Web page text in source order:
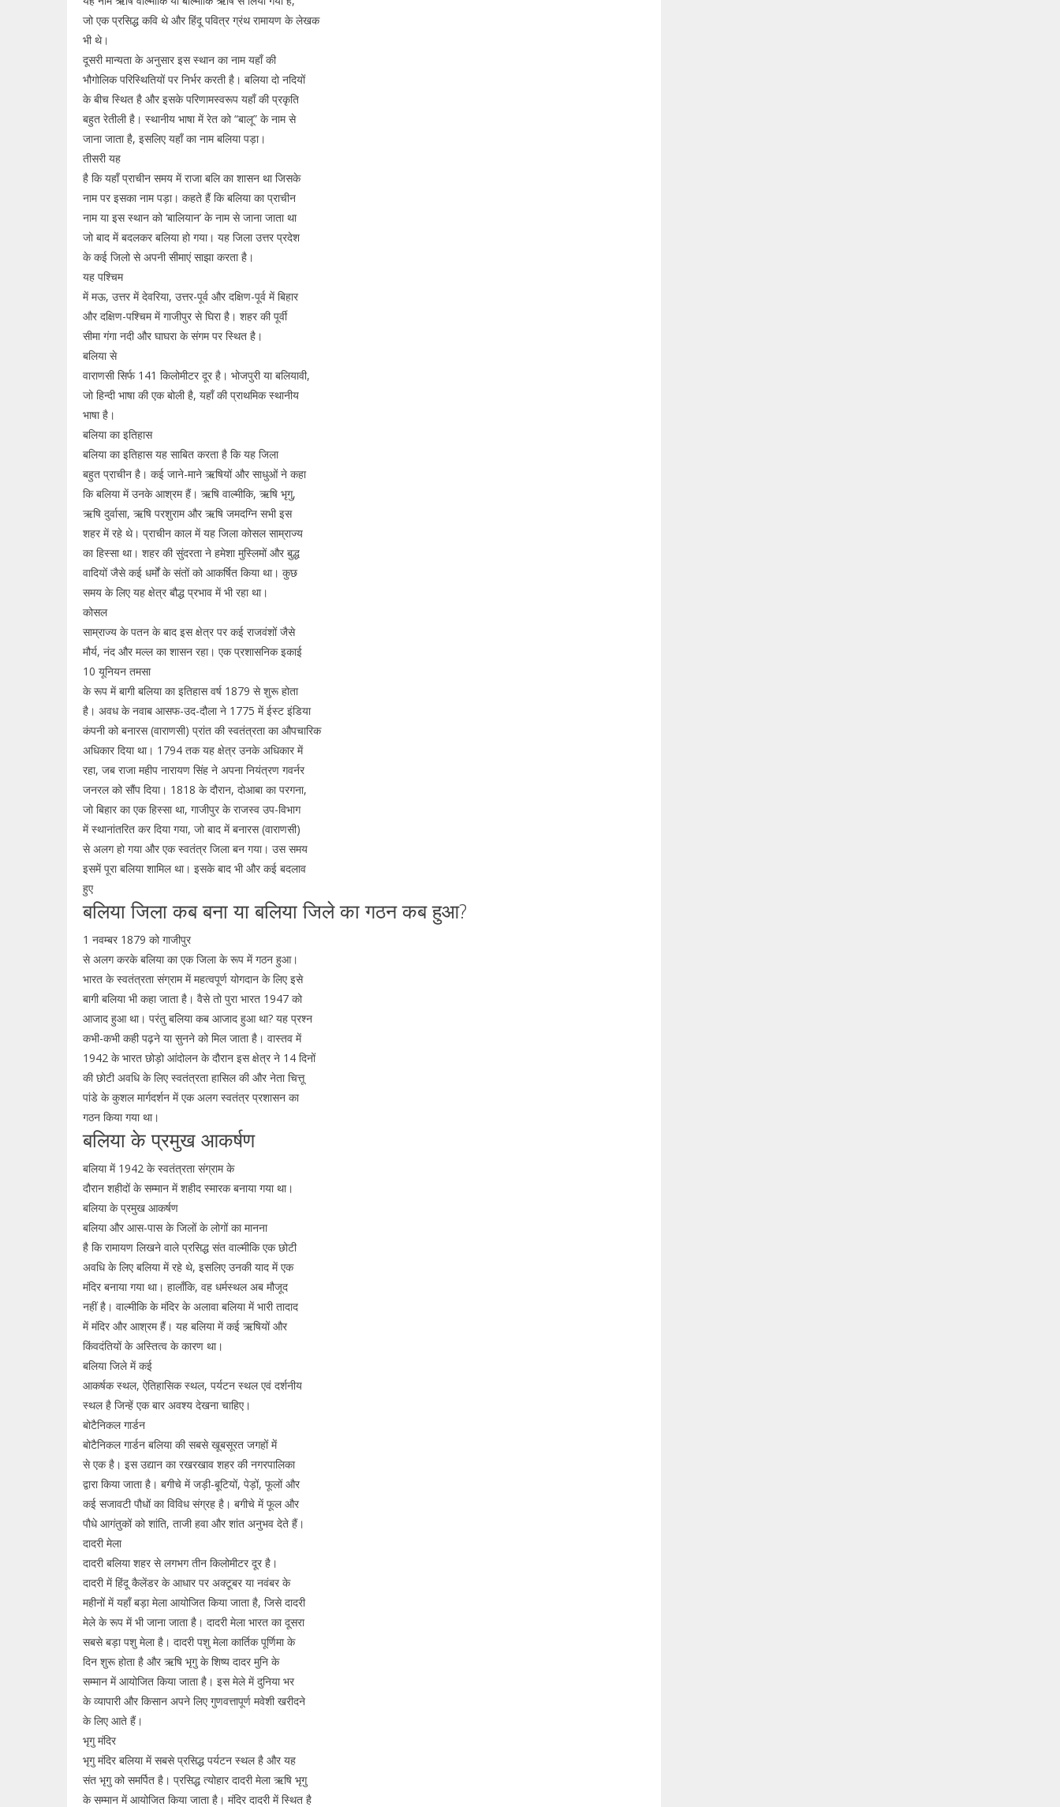
जो एक प्रसिद्ध कवि थे और हिंदू पवित्र ग्रंथ रामायण के लेखक
भी थे।
दूसरी मान्यता के अनुसार इस स्थान का नाम यहाँ की
भौगोलिक परिस्थितियों पर निर्भर करती है। बलिया दो नदियों
के बीच स्थित है और इसके परिणामस्वरूप यहाँ की प्रकृति
बहुत रेतीली है। स्थानीय भाषा में रेत को “बालू” के नाम से
जाना जाता है, इसलिए यहाँ का नाम बलिया पड़ा।
तीसरी यह
है कि यहाँ प्राचीन समय में राजा बलि का शासन था जिसके
नाम पर इसका नाम पड़ा। कहते हैं कि बलिया का प्राचीन
नाम या इस स्थान को ‘बालियान’ के नाम से जाना जाता था
जो बाद में बदलकर बलिया हो गया। यह जिला उत्तर प्रदेश
के कई जिलो से अपनी सीमाएं साझा करता है।
यह पश्चिम
में मऊ, उत्तर में देवरिया, उत्तर-पूर्व और दक्षिण-पूर्व में बिहार
और दक्षिण-पश्चिम में गाजीपुर से घिरा है। शहर की पूर्वी
सीमा गंगा नदी और घाघरा के संगम पर स्थित है।
बलिया से
वाराणसी सिर्फ 141 किलोमीटर दूर है। भोजपुरी या बलियावी,
जो हिन्दी भाषा की एक बोली है, यहाँ की प्राथमिक स्थानीय
भाषा है।
बलिया का इतिहास
बलिया का इतिहास यह साबित करता है कि यह जिला
बहुत प्राचीन है। कई जाने-माने ऋषियों और साधुओं ने कहा
कि बलिया में उनके आश्रम हैं। ऋषि वाल्मीकि, ऋषि भृगु,
ऋषि दुर्वासा, ऋषि परशुराम और ऋषि जमदग्नि सभी इस
शहर में रहे थे। प्राचीन काल में यह जिला कोसल साम्राज्य
का हिस्सा था। शहर की सुंदरता ने हमेशा मुस्लिमों और बुद्ध
वादियों जैसे कई धर्मों के संतों को आकर्षित किया था। कुछ
समय के लिए यह क्षेत्र बौद्ध प्रभाव में भी रहा था।
कोसल
साम्राज्य के पतन के बाद इस क्षेत्र पर कई राजवंशों जैसे
मौर्य, नंद और मल्ल का शासन रहा। एक प्रशासनिक इकाई
10 यूनियन तमसा
के रूप में बागी बलिया का इतिहास वर्ष 1879 से शुरू होता
है। अवध के नवाब आसफ-उद-दौला ने 1775 में ईस्ट इंडिया
कंपनी को बनारस (वाराणसी) प्रांत की स्वतंत्रता का औपचारिक
अधिकार दिया था। 1794 तक यह क्षेत्र उनके अधिकार में
रहा, जब राजा महीप नारायण सिंह ने अपना नियंत्रण गवर्नर
जनरल को सौंप दिया। 1818 के दौरान, दोआबा का परगना,
जो बिहार का एक हिस्सा था, गाजीपुर के राजस्व उप-विभाग
में स्थानांतरित कर दिया गया, जो बाद में बनारस (वाराणसी)
से अलग हो गया और एक स्वतंत्र जिला बन गया। उस समय
इसमें पूरा बलिया शामिल था। इसके बाद भी और कई बदलाव
हुए
बलिया जिला कब बना या बलिया जिले का गठन कब हुआ?
1 नवम्बर 1879 को गाजीपुर
से अलग करके बलिया का एक जिला के रूप में गठन हुआ।
भारत के स्वतंत्रता संग्राम में महत्वपूर्ण योगदान के लिए इसे
बागी बलिया भी कहा जाता है। वैसे तो पुरा भारत 1947 को
आजाद हुआ था। परंतु बलिया कब आजाद हुआ था? यह प्रश्न
कभी-कभी कही पढ़ने या सुनने को मिल जाता है। वास्तव में
1942 के भारत छोड़ो आंदोलन के दौरान इस क्षेत्र ने 14 दिनों
की छोटी अवधि के लिए स्वतंत्रता हासिल की और नेता चित्तू
पांडे के कुशल मार्गदर्शन में एक अलग स्वतंत्र प्रशासन का
गठन किया गया था।
बलिया के प्रमुख आकर्षण
बलिया में 1942 के स्वतंत्रता संग्राम के
दौरान शहीदों के सम्मान में शहीद स्मारक बनाया गया था।
बलिया के प्रमुख आकर्षण
बलिया और आस-पास के जिलों के लोगों का मानना
है कि रामायण लिखने वाले प्रसिद्ध संत वाल्मीकि एक छोटी
अवधि के लिए बलिया में रहे थे, इसलिए उनकी याद में एक
मंदिर बनाया गया था। हालाँकि, वह धर्मस्थल अब मौजूद
नहीं है। वाल्मीकि के मंदिर के अलावा बलिया में भारी तादाद
में मंदिर और आश्रम हैं। यह बलिया में कई ऋषियों और
किंवदंतियों के अस्तित्व के कारण था।
बलिया जिले में कई
आकर्षक स्थल, ऐतिहासिक स्थल, पर्यटन स्थल एवं दर्शनीय
स्थल है जिन्हें एक बार अवश्य देखना चाहिए।
बोटैनिकल गार्डन
बोटैनिकल गार्डन बलिया की सबसे खूबसूरत जगहों में
से एक है। इस उद्यान का रखरखाव शहर की नगरपालिका
द्वारा किया जाता है। बगीचे में जड़ी-बूटियों, पेड़ों, फूलों और
कई सजावटी पौधों का विविध संग्रह है। बगीचे में फूल और
पौधे आगंतुकों को शांति, ताजी हवा और शांत अनुभव देते हैं।
दादरी मेला
दादरी बलिया शहर से लगभग तीन किलोमीटर दूर है।
दादरी में हिंदू कैलेंडर के आधार पर अक्टूबर या नवंबर के
महीनों में यहाँ बड़ा मेला आयोजित किया जाता है, जिसे दादरी
मेले के रूप में भी जाना जाता है। दादरी मेला भारत का दूसरा
सबसे बड़ा पशु मेला है। दादरी पशु मेला कार्तिक पूर्णिमा के
दिन शुरू होता है और ऋषि भृगु के शिष्य दादर मुनि के
सम्मान में आयोजित किया जाता है। इस मेले में दुनिया भर
के व्यापारी और किसान अपने लिए गुणवत्तापूर्ण मवेशी खरीदने
के लिए आते हैं।
भृगु मंदिर
भृगु मंदिर बलिया में सबसे प्रसिद्ध पर्यटन स्थल है और यह
संत भृगु को समर्पित है। प्रसिद्ध त्योहार दादरी मेला ऋषि भृगु
के सम्मान में आयोजित किया जाता है। मंदिर दादरी में स्थित है